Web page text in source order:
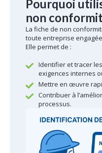
Pourquoi
non
La fiche de non
toute entreprise
Elle permet de :
Identifier et tracer
exigences internes
Mettre en œuvre
Contribuer à
processus.